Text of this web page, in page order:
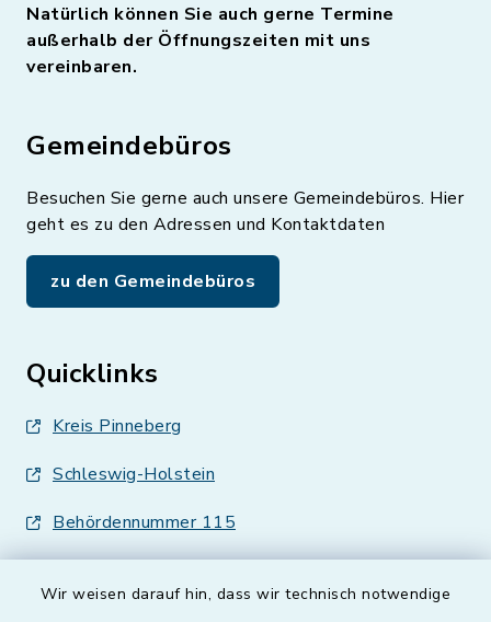
Wir weisen darauf hin, dass wir technisch notwendige
Natürlich können Sie auch gerne Termine
außerhalb der Öffnungszeiten mit uns
vereinbaren.
Gemeindebüros
Besuchen Sie gerne auch unsere Gemeindebüros. Hier
geht es zu den Adressen und Kontaktdaten
zu den Gemeindebüros
Quicklinks
Kreis Pinneberg
Schleswig-Holstein
Behördennummer 115